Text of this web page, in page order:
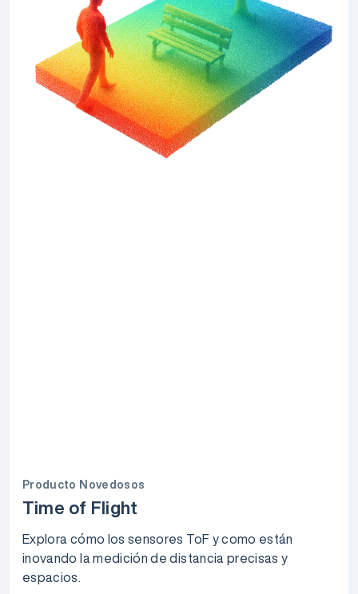
Producto Novedosos
Time of Flight
Explora cómo los sensores ToF y como están
inovando la medición de distancia precisas y
espacios.